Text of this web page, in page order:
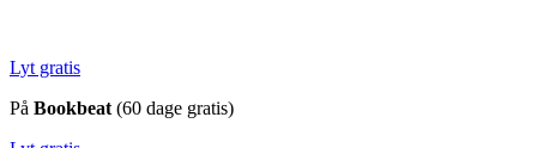
Lyt gratis
På Bookbeat (60 dage gratis)